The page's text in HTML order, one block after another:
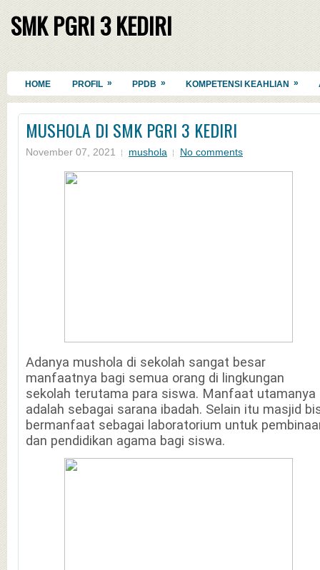
SMK PGRI 3 KEDIRI
HOME PROFIL » PPDB » KOMPETENSI KEAHLIAN »
MUSHOLA DI SMK PGRI 3 KEDIRI
November 07, 2021 mushola No comments
Adanya mushola di sekolah sangat besar
manfaatnya bagi semua orang di lingkungan
sekolah terutama para siswa. Manfaat utamanya
adalah sebagai sarana ibadah. Selain itu masjid
bermanfaat sebagai laboratorium untuk
dan pendidikan agama bagi siswa.